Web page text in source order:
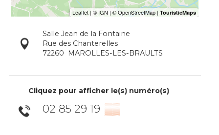
Salle Jean de la Fontaine
Rue des Chanterelles
72260
MAROLLES-LES-BRAULTS
Cliquez pour afficher le(s) numéro(s)
02 85 29 19 ▒▒